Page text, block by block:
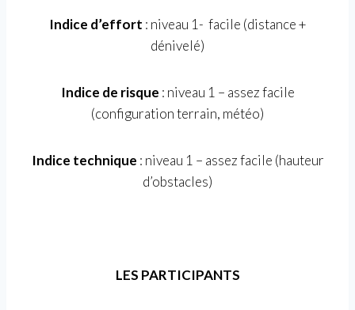
Indice d’effort : niveau 1- facile (distance +
dénivelé)
Indice de risque : niveau 1 – assez facile
(configuration terrain, météo)
Indice technique : niveau 1 – assez facile (hauteur
d’obstacles)
LES PARTICIPANTS